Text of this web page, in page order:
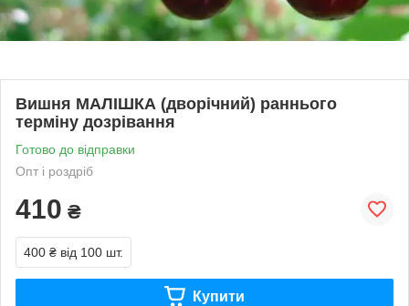
Вишня МАЛІШКА (дворічний) раннього
терміну дозрівання
Готово до відправки
Опт і роздріб
410 ₴
400 ₴ від 100 шт.
Купити